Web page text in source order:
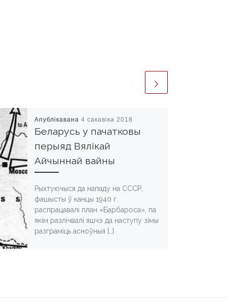
Апублікавана 4 сакавіка 2018
Беларусь у пачатковы
перыяд Вялікай
Айчыннай вайны
Рыхтуючыся да нападу на СССР,
фашысты ў канцы 1940 г.
распрацавалі план «Барбароса», па
якім разлічвалі яшчэ да наступу зімы
разграміць асноўныя […]